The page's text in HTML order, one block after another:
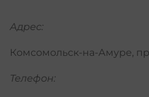
Адрес:
Комсомольск-на-Амуре,
Телефон: